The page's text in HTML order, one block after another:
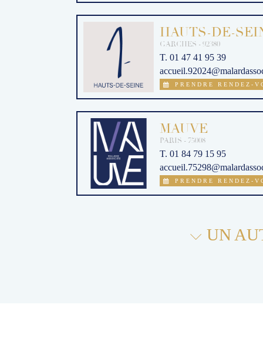
HAUTS-DE-
GARCHES - 92380
T. 01 47 41 95 39
 PRENDRE RENDEZ-
MAUVE
PARIS - 75008
T. 01 84 79 15 95
 PRENDRE RENDEZ-
 UN